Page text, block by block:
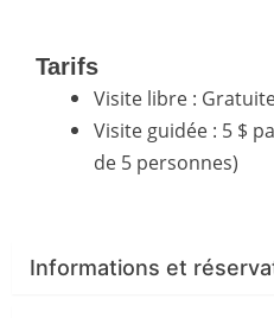
Informations et
Tarifs
Visite libre :
Visite guidée : 5 $
de 5 personnes)